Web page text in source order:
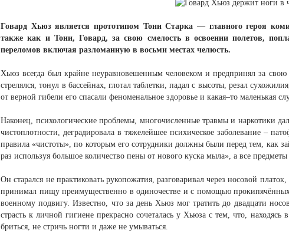
Говард Хьюз является прототипом Тони Старка — главного героя
также как и Тони, Говард, за свою смелость в освоении полетов,
переломов включая разломанную в восьми местах челюсть.
Хьюз всегда был крайне неуравновешенным человеком и предпринял за
стрелялся, тонул в бассейнах, глотал таблетки, падал с высоты, резал
от верной гибели его спасали феноменальное здоровье и какая–то маленькая
Наконец, психологические проблемы, многочисленные травмы и наркотики
чистоплотности, деградировала в тяжелейшее психическое заболевание –
правила «чистоты», по которым его сотрудники должны были перед тем, как
раз используя большое количество пены от нового куска мыла», а все
Он старался не практиковать рукопожатия, разговаривал через носовой
принимал пищу преимущественно в одиночестве и с помощью
военному подвигу. Известно, что за день Хьюз мог тратить до двадцати
страсть к личной гигиене прекрасно сочеталась у Хьюза с тем, что,
бриться, не стричь ногти и даже не умываться.